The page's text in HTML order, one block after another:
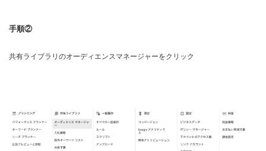
手順②
共有ライブラリのオーディエンスマネージャーをクリック